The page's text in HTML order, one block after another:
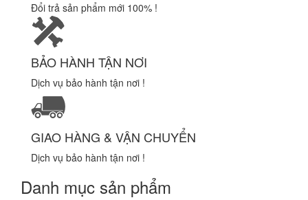
Đổi trả sản phẩm mới 100% !
BẢO HÀNH TẬN NƠI
Dịch vụ bảo hành tận nơi !
GIAO HÀNG & VẬN CHUYỂN
Dịch vụ bảo hành tận nơi !
Danh mục sản phẩm